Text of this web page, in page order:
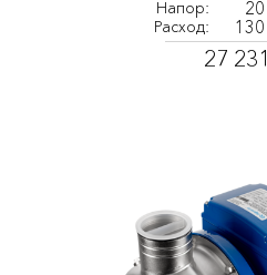
Напор: 20
Расход: 130
27 231